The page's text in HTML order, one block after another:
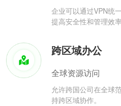
企业可以通过VPN统
提高安全性和管理效率
跨区域办公
全球资源访问
允许跨国公司在全球
持跨区域协作。